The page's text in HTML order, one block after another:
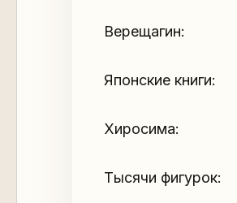
Верещагин:
Японские книги:
Хиросима:
Тысячи фигурок: